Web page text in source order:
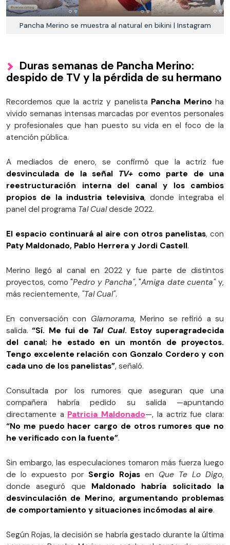
Pancha Merino se muestra al natural en bikini | Instagram
Duras semanas de Pancha Merino:
despido de TV y la pérdida de su hermano
Recordemos que la actriz y panelista Pancha Merino ha
vivido semanas intensas marcadas por eventos personales
y profesionales que han puesto su vida en el foco de la
atención pública.
A mediados de enero, se confirmó que la actriz fue
desvinculada de la señal TV+como parte de una
reestructuración interna del canal y los cambios
propios de la industria televisiva, donde integraba el
panel del programa Tal Cualdesde 2022.
El espacio continuará al aire con otros panelistas, con
Paty Maldonado, Pablo Herrera y Jordi Castell.
Merino llegó al canal en 2022 y fue parte de distintos
proyectos, como "Pedro y Pancha", "Amiga date cuenta"y,
más recientemente, "Tal Cual".
En conversación con Glamorama, Merino se refirió a su
salida.“Sí. Me fui de Tal Cual. Estoy superagradecida
del canal; he estado en un montón de proyectos.
Tengo excelente relación con Gonzalo Cordero y con
cada uno de los panelistas”, señaló.
Consultada por los rumores que aseguran que una
compañera habría pedido su salida —apuntando
directamente a Patricia Maldonado—, la actriz fue clara:
“No me puedo hacer cargo de otros rumores que no
he verificado con la fuente”.
Sin embargo, las especulaciones tomaron más fuerza luego
de lo expuesto por Sergio Rojas en Que Te Lo Digo,
donde aseguró que Maldonado habría solicitado la
desvinculación de Merino, argumentando problemas
de comportamiento y situaciones incómodas al aire.
Según Rojas, la decisión se habría gestado durante la última